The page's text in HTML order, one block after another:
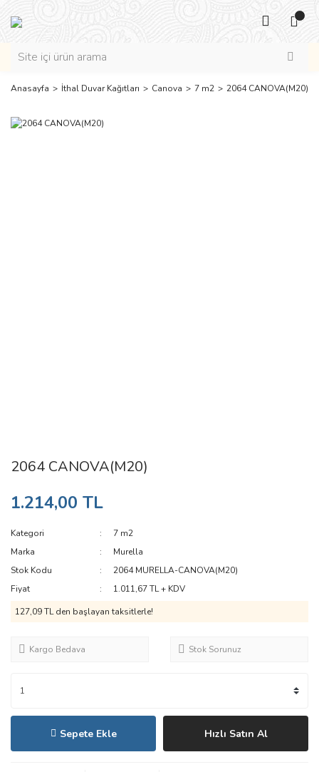
Anasayfa İthal Duvar Kağıtları Canova 7 m2 2064 CANOVA(M20)
2064 CANOVA(M20)
1.214,00 TL
Kategori
7 m2
Marka
Murella
Stok Kodu
2064 MURELLA-CANOVA(M20)
Fiyat
1.011,67 TL + KDV
127,09 TL den başlayan taksitlerle!
Kargo Bedava Stok Sorunuz
Sepete Ekle Hızlı Satın Al